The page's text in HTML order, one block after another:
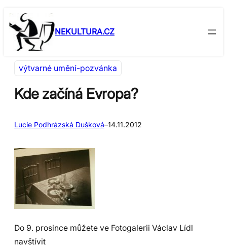
Přeskočit
na
obsah
Skip
to
content
NEKULTURA.CZ
výtvarné umění-pozvánka
Kde začíná Evropa?
Lucie Podhrázská Dušková–14.11.2012
Do 9. prosince můžete ve Fotogalerii Václav Lídl
navštívit